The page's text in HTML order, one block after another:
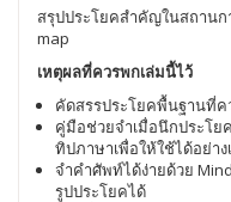
สรุปประโยคสำคัญในสถาน
map
เหตุผลที่ควรพกเล่มนี้ไว้
คัดสรรประโยคพื้นฐานที่
คู่มือช่วยจำเมื่อนึกประโ
ทิปภาษาเพื่อให้ใช้ได้อย่า
จำคำศัพท์ได้ง่ายด้วย
รูปประโยคได้